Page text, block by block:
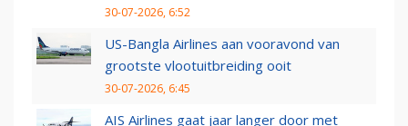
30-07-2026, 6:52
US-Bangla Airlines aan vooravond van
grootste vlootuitbreiding ooit
30-07-2026, 6:45
AIS Airlines gaat jaar langer door met